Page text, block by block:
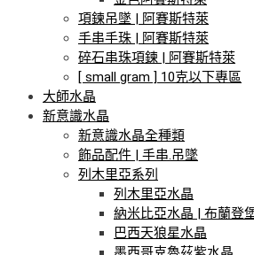
項鍊吊墜 | 阿賽斯特萊
手串手珠 | 阿賽斯特萊
碎石串珠項鍊 | 阿賽斯特萊
[ small gram ] 10克以下專區
大師水晶
新意識水晶
新意識水晶全種類
飾品配件 | 手串.吊墜
列木里亞系列
列木里亞水晶
納米比亞水晶 | 布蘭登
巴西天狼星水晶